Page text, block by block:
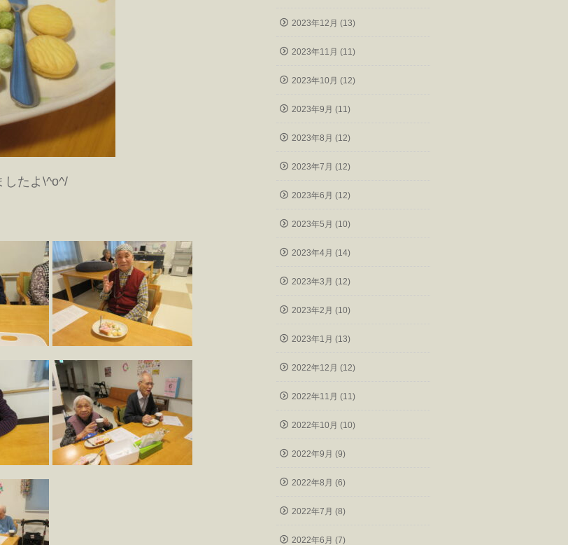
したよ\^o^/
2023年12月 (13)
2023年11月 (11)
2023年10月 (12)
2023年9月 (11)
2023年8月 (12)
2023年7月 (12)
2023年6月 (12)
2023年5月 (10)
2023年4月 (14)
2023年3月 (12)
2023年2月 (10)
2023年1月 (13)
2022年12月 (12)
2022年11月 (11)
2022年10月 (10)
2022年9月 (9)
2022年8月 (6)
2022年7月 (8)
2022年6月 (7)